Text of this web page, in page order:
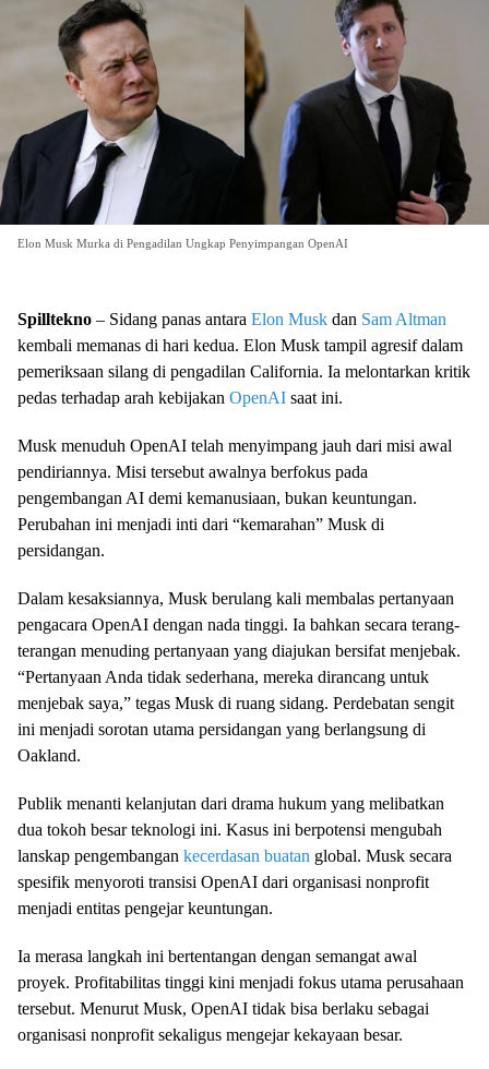
Elon Musk Murka di Pengadilan Ungkap Penyimpangan OpenAI
Spilltekno – Sidang panas antara Elon Musk dan Sam Altman
kembali memanas di hari kedua. Elon Musk tampil agresif dalam
pemeriksaan silang di pengadilan California. Ia melontarkan kritik
pedas terhadap arah kebijakan OpenAI saat ini.
Musk menuduh OpenAI telah menyimpang jauh dari misi awal
pendiriannya. Misi tersebut awalnya berfokus pada
pengembangan AI demi kemanusiaan, bukan keuntungan.
Perubahan ini menjadi inti dari “kemarahan” Musk di
persidangan.
Dalam kesaksiannya, Musk berulang kali membalas pertanyaan
pengacara OpenAI dengan nada tinggi. Ia bahkan secara terang-
terangan menuding pertanyaan yang diajukan bersifat menjebak.
“Pertanyaan Anda tidak sederhana, mereka dirancang untuk
menjebak saya,” tegas Musk di ruang sidang. Perdebatan sengit
ini menjadi sorotan utama persidangan yang berlangsung di
Oakland.
Publik menanti kelanjutan dari drama hukum yang melibatkan
dua tokoh besar teknologi ini. Kasus ini berpotensi mengubah
lanskap pengembangan kecerdasan buatan global. Musk secara
spesifik menyoroti transisi OpenAI dari organisasi nonprofit
menjadi entitas pengejar keuntungan.
Ia merasa langkah ini bertentangan dengan semangat awal
proyek. Profitabilitas tinggi kini menjadi fokus utama perusahaan
tersebut. Menurut Musk, OpenAI tidak bisa berlaku sebagai
organisasi nonprofit sekaligus mengejar kekayaan besar.